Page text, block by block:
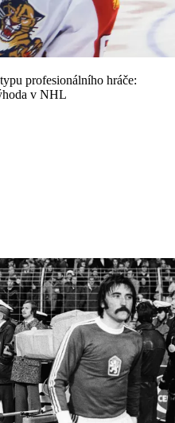
profesionálního hráče:
v NHL